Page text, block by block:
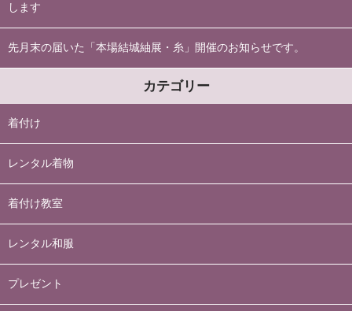
します
先月末の届いた「本場結城紬展・糸」開催のお知らせです。
カテゴリー
着付け
レンタル着物
着付け教室
レンタル和服
プレゼント